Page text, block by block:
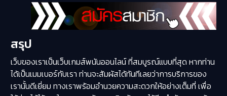
สรุป
เว็บของเราเป็นเว็บเกมส์พนันออนไลน์ ที่สมบูรณ์แบบที่สุด หากท่าน
ได้เป็นเมมเบอร์กับเรา ท่านจะสัมผัสได้ทันทีเลยว่าการบริการของ
เรานั้นดีเยี่ยม ทางเราพร้อมอำนวยความสะดวกให้อย่างเต็มที่ เพื่อ